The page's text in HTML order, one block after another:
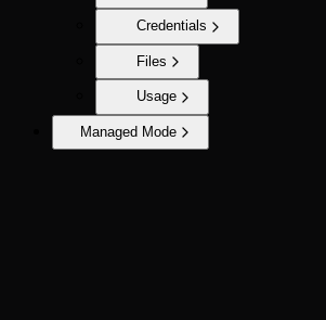
Credentials
Files
Usage
Managed Mode